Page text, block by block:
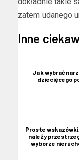
zatem udanego
Inne
Jak wybrać
dziecięcego
Proste
należy
wyborze